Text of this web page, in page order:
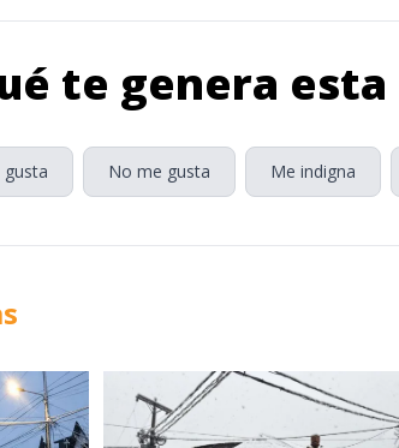
te genera
gusta No me gusta Me indigna